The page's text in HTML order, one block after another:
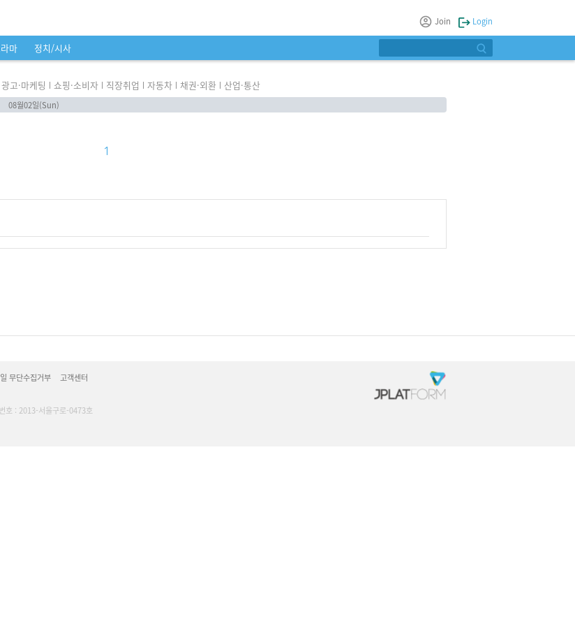
Join Login
마 정치/시사
광고·마케팅 쇼핑·소비자 직장취업 자동차 채권·외환 산업·통산
08월02일(Sun)
1
무단수집거부
고객센터
호 : 2013-서울구로-0473호